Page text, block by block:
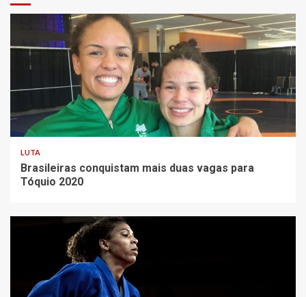
LUTA
Brasileiras conquistam mais duas vagas para
Tóquio 2020